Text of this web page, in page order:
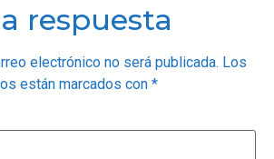
respuesta
electrónico no será publicada. Los
están marcados con *